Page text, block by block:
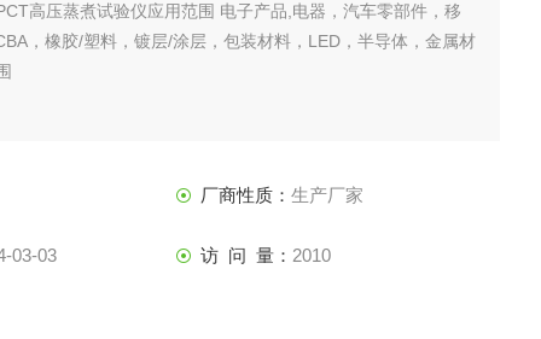
高压蒸煮试验仪应用范围 电子产品,电器，汽车零部件，移
，橡胶/塑料，镀层/涂层，包装材料，LED，半导体，金属材
厂商性质：生产厂家
03-03 访 问 量： 2010